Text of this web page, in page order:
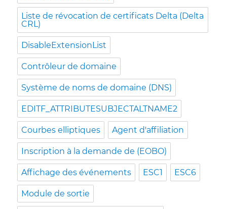
Liste de révocation de certificats Delta (Delta
CRL)
DisableExtensionList
Contrôleur de domaine
Système de noms de domaine (DNS)
EDITF_ATTRIBUTESUBJECTALTNAME2
Courbes elliptiques Agent d'affiliation
Inscription à la demande de (EOBO)
Affichage des événements ESC1 ESC6
Module de sortie